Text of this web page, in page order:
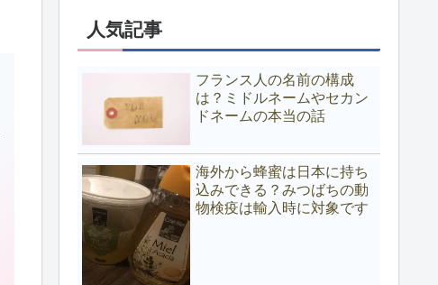
人気記事
フランス人の名前の構成
は？ミドルネームやセカン
ドネームの本当の話
海外から蜂蜜は日本に持ち
込みできる？みつばちの動
物検疫は輸入時に対象です